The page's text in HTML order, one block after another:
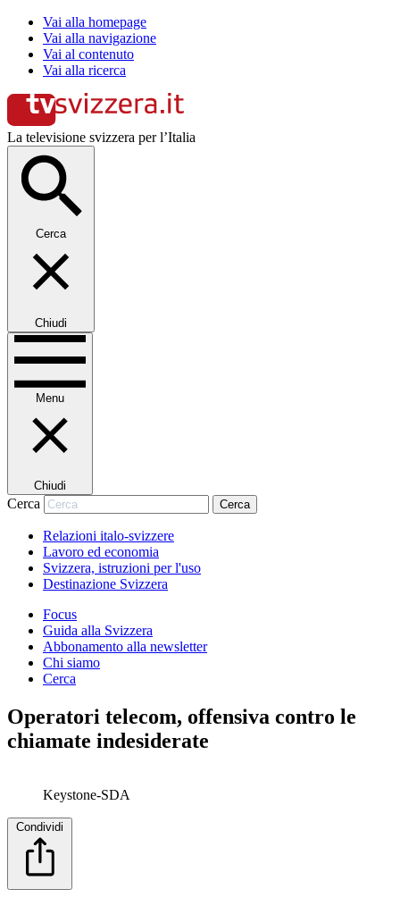
Vai alla homepage
Vai alla navigazione
Vai al contenuto
Vai alla ricerca
La televisione svizzera per l’Italia
Cerca
Chiudi
Menu
Chiudi
Cerca Cerca
Relazioni italo-svizzere
Lavoro ed economia
Svizzera, istruzioni per l'uso
Destinazione Svizzera
Focus
Guida alla Svizzera
Abbonamento alla newsletter
Chi siamo
Cerca
Operatori telecom, offensiva contro le
chiamate indesiderate
Keystone-SDA
Condividi